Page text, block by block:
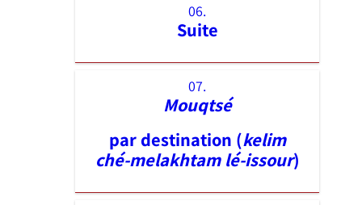
06.
Suite
07.
Mouqtsé
par destination (kelim
ché-melakhtam lé-issour)